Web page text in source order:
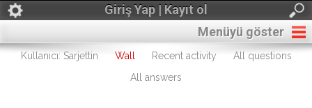
Giriş Yap | Kayıt ol
Menüyü göster
Kullanıcı: Sarjettin Wall Recent activity
All questions
All answers